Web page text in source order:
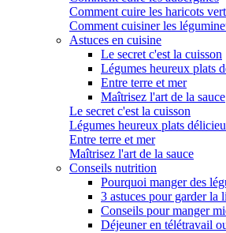
Comment cuire les haricots
Comment cuisiner les
Astuces en cuisine
Le secret c'est la cuisson
Légumes heureux plats
Entre terre et mer
Maîtrisez l'art de la sauce
Le secret c'est la cuisson
Légumes heureux plats
Entre terre et mer
Maîtrisez l'art de la sauce
Conseils nutrition
Pourquoi manger des
3 astuces pour garder la
Conseils pour manger
Déjeuner en télétravail